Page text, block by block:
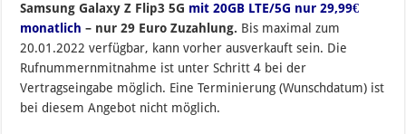
Samsung Galaxy Z Flip3 5G mit 20GB LTE/5G nur 29,99€
monatlich – nur 29 Euro Zuzahlung. Bis maximal zum
20.01.2022 verfügbar, kann vorher ausverkauft sein. Die
Rufnummernmitnahme ist unter Schritt 4 bei der
Vertragseingabe möglich. Eine Terminierung (Wunschdatum) ist
bei diesem Angebot nicht möglich.